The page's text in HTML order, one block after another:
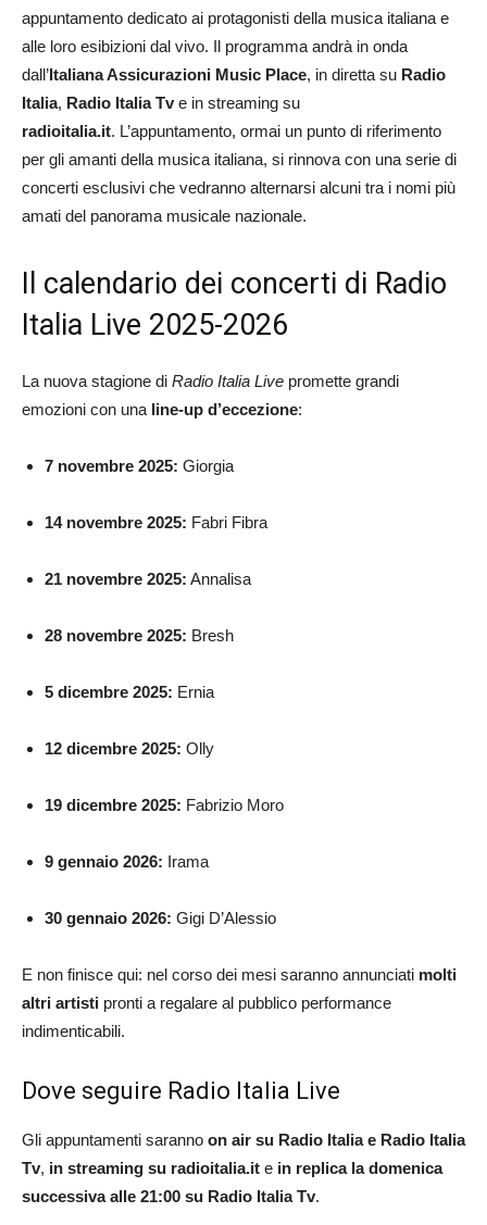
appuntamento dedicato ai protagonisti della musica italiana e
alle loro esibizioni dal vivo. Il programma andrà in onda
dall’Italiana Assicurazioni Music Place, in diretta su Radio
Italia, Radio Italia Tve in streaming su
radioitalia.it. L’appuntamento, ormai un punto di riferimento
per gli amanti della musica italiana, si rinnova con una serie di
concerti esclusivi che vedranno alternarsi alcuni tra i nomi più
amati del panorama musicale nazionale.
Il calendario dei concerti di Radio
Italia Live 2025-2026
La nuova stagione di Radio Italia Live promette grandi
emozioni con una line-up d’eccezione:
7 novembre 2025: Giorgia
14 novembre 2025: Fabri Fibra
21 novembre 2025: Annalisa
28 novembre 2025: Bresh
5 dicembre 2025: Ernia
12 dicembre 2025: Olly
19 dicembre 2025: Fabrizio Moro
9 gennaio 2026: Irama
30 gennaio 2026: Gigi D’Alessio
E non finisce qui: nel corso dei mesi saranno annunciati molti
altri artisti pronti a regalare al pubblico performance
indimenticabili.
Dove seguire Radio Italia Live
Gli appuntamenti saranno on air su Radio Italia e Radio Italia
Tv, in streaming su radioitalia.it e in replica la domenica
successiva alle 21:00 su Radio Italia Tv.